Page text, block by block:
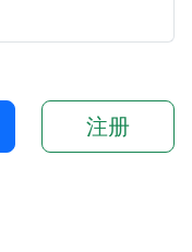
注册